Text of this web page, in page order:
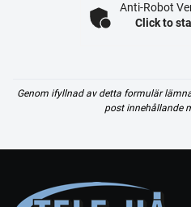
Anti-Robot
Click to
Genom ifyllnad av detta formulär
post innehållande